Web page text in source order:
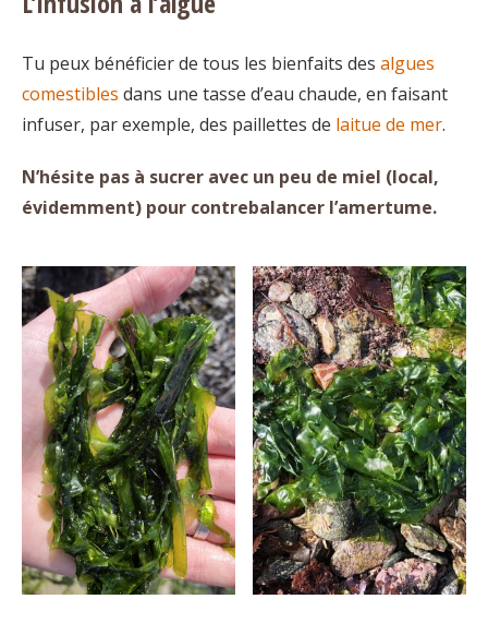
Tu peux bénéficier de tous les bienfaits des algues
comestibles dans une tasse d’eau chaude, en faisant
infuser, par exemple, des paillettes de laitue de mer.
N’hésite pas à sucrer avec un peu de miel (local,
évidemment) pour contrebalancer l’amertume.